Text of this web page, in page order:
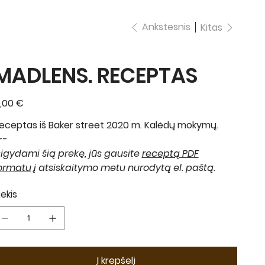
Ankstesnis Kitas
RECEPTAS
€
iš Baker street 2020 m. Kalėdų mokymų.
šią prekę, jūs gausitereceptą PDF
į atsiskaitymo metu nurodytą el. paštą.
Į krepšelį